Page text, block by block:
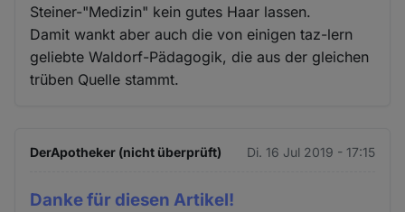
Steiner-"Medizin" kein gutes Haar lassen.
Damit wankt aber auch die von einigen taz-lern
geliebte Waldorf-Pädagogik, die aus der gleichen
trüben Quelle stammt.
DerApotheker (nicht überprüft) Di. 16 Jul 2019 - 17:15
Danke für diesen Artikel!